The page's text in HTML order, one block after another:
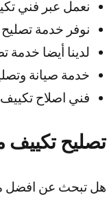
نعمل عبر فني
نوفر خدمة
لدينا أيضا
خدمة صيانة
فني اصلاح
تصليح تكييف
هل تبحث عن افضل